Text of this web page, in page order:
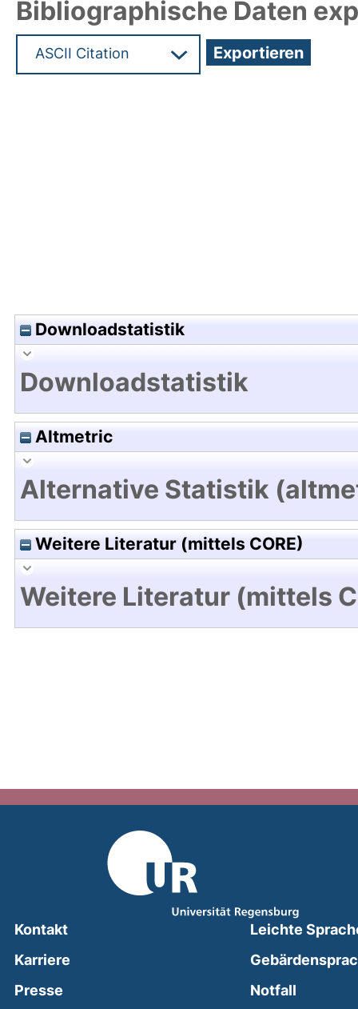
Bibliographische Daten
Downloadstatistik
Downloadstatistik
Altmetric
Alternative Statistik
Weitere Literatur (mittels CORE)
Weitere Literatur (mittels
Kontakt
Karriere
Presse
Leichte
Notfall